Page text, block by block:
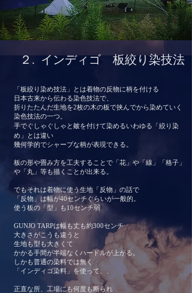
２. インディゴ 板絞り染技法
「板絞り染め技法」とは着物の反物に柄を付ける
日本古来から伝わる染色技法で、
折りたたんだ生地を2枚の木の板で挟んでから染めていく
染色技法の一つ。
​手でぐしゃぐしゃと皴を付けて染めるいわゆる「絞り染
め」とは違い
幾何学的でシャープな柄が表現できる。
板の形や畳み方を工夫することで「花」や「線」「格子」
や「丸」等も描くことが出来る。
でもそれは着物に使う生地「反物」の話で
「反物」は幅が40センチぐらいが一般的。
使う板の「型」も10センチ弱
GUNJO TARPは幅も丈も約300センチ
大きさがこうも違うと
生地も型も大きくて
かかる手間が半端なくハードルが上がる。
しかも普通の染料では無く
​「インディゴ染料」を使って、、
正直な所、工場にも何度も断られ